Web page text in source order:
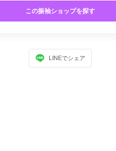
この振袖ショップを探す
LINEでシェア